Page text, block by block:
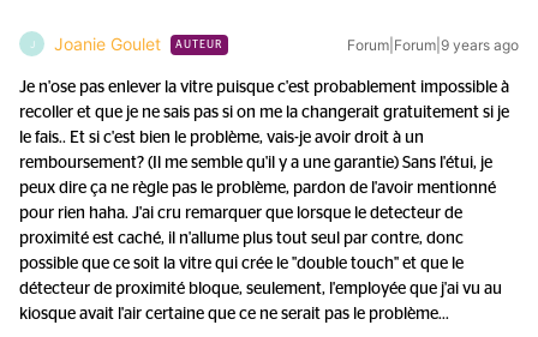
J Joanie Goulet AUTEUR Forum|Forum|9 years ago
Je n'ose pas enlever la vitre puisque c'est probablement impossible à
recoller et que je ne sais pas si on me la changerait gratuitement si je
le fais.. Et si c'est bien le problème, vais-je avoir droit à un
remboursement? (Il me semble qu'il y a une garantie) Sans l'étui, je
peux dire ça ne règle pas le problème, pardon de l'avoir mentionné
pour rien haha. J'ai cru remarquer que lorsque le detecteur de
proximité est caché, il n'allume plus tout seul par contre, donc
possible que ce soit la vitre qui crée le "double touch" et que le
détecteur de proximité bloque, seulement, l'employée que j'ai vu au
kiosque avait l'air certaine que ce ne serait pas le problème...